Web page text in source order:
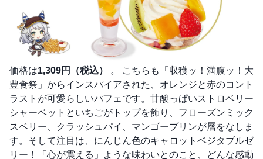
価格は1,309円（税込）
。 こちらも「収穫ッ！満腹ッ！大
豊食祭」からインスパイアされた、オレンジと赤のコント
ラストが可愛らしいパフェです。甘酸っぱいストロベリー
シャーベットといちごがトップを飾り、フローズンミック
スベリー、クラッシュパイ、マンゴープリンが層をなしま
す。そして注目は、にんじん色のキャロットベジタブルゼ
リー！「心が震える」ような味わいとのこと、どんな感動